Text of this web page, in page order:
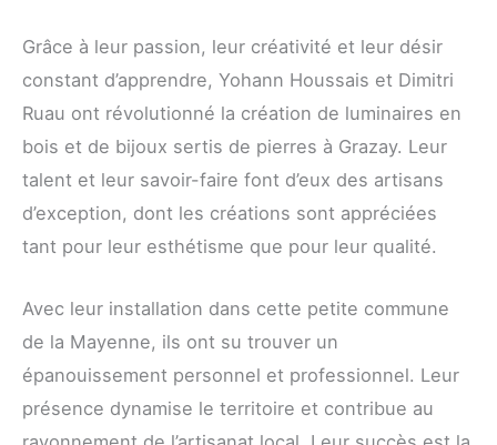
Grâce à leur passion, leur créativité et leur désir
constant d’apprendre, Yohann Houssais et Dimitri
Ruau ont révolutionné la création de luminaires en
bois et de bijoux sertis de pierres à Grazay. Leur
talent et leur savoir-faire font d’eux des artisans
d’exception, dont les créations sont appréciées
tant pour leur esthétisme que pour leur qualité.
Avec leur installation dans cette petite commune
de la Mayenne, ils ont su trouver un
épanouissement personnel et professionnel. Leur
présence dynamise le territoire et contribue au